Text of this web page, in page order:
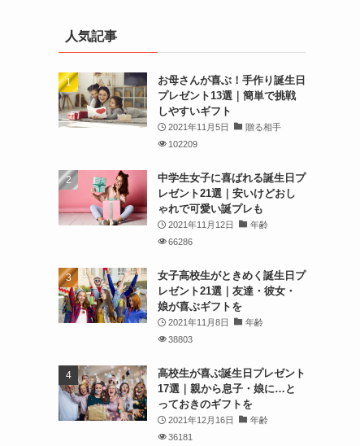
人気記事
お母さんが喜ぶ！手作り誕生日
プレゼント13選｜簡単で挑戦
しやすいギフト
2021年11月5日
贈る相手
102209
中学生女子に喜ばれる誕生日プ
レゼント21選｜安いけどおし
ゃれで可愛い誕プレも
2021年11月12日
年齢
66286
女子高校生がときめく誕生日プ
レゼント21選｜友達・彼女・
娘が喜ぶギフトを
2021年11月8日
年齢
38803
高校生が喜ぶ誕生日プレゼント
17選｜親から息子・娘に…と
っておきのギフトを
2021年12月16日
年齢
36181